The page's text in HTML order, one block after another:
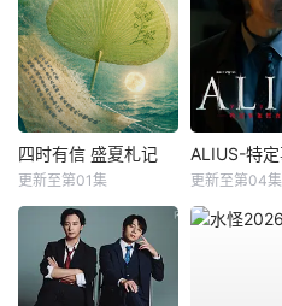
四时有信 盛夏札记
更新至第01集 更新至第04集